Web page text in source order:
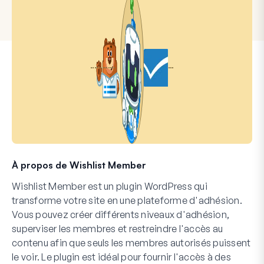
À propos de Wishlist Member
Wishlist Member est un plugin WordPress qui
transforme votre site en une plateforme d'adhésion.
Vous pouvez créer différents niveaux d'adhésion,
superviser les membres et restreindre l'accès au
contenu afin que seuls les membres autorisés puissent
le voir. Le plugin est idéal pour fournir l'accès à des